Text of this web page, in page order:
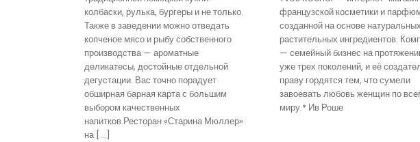
колбаски, рулька, бургеры и не только.
Также в заведении можно отведать
копченое мясо и рыбу собственного
производства — ароматные
деликатесы, достойные отдельной
дегустации. Вас точно порадует
обширная барная карта с большим
выбором качественных
напитков.Ресторан «Старина Мюллер»
на […]
французской косметики и
созданной на основе натуральных
растительных ингредиентов.
— семейный бизнес на
уже трех поколений, и её
праву гордятся тем, что сумели
завоевать любовь женщин по
миру.* Ив Роше